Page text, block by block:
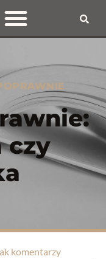
czy
komentarzy